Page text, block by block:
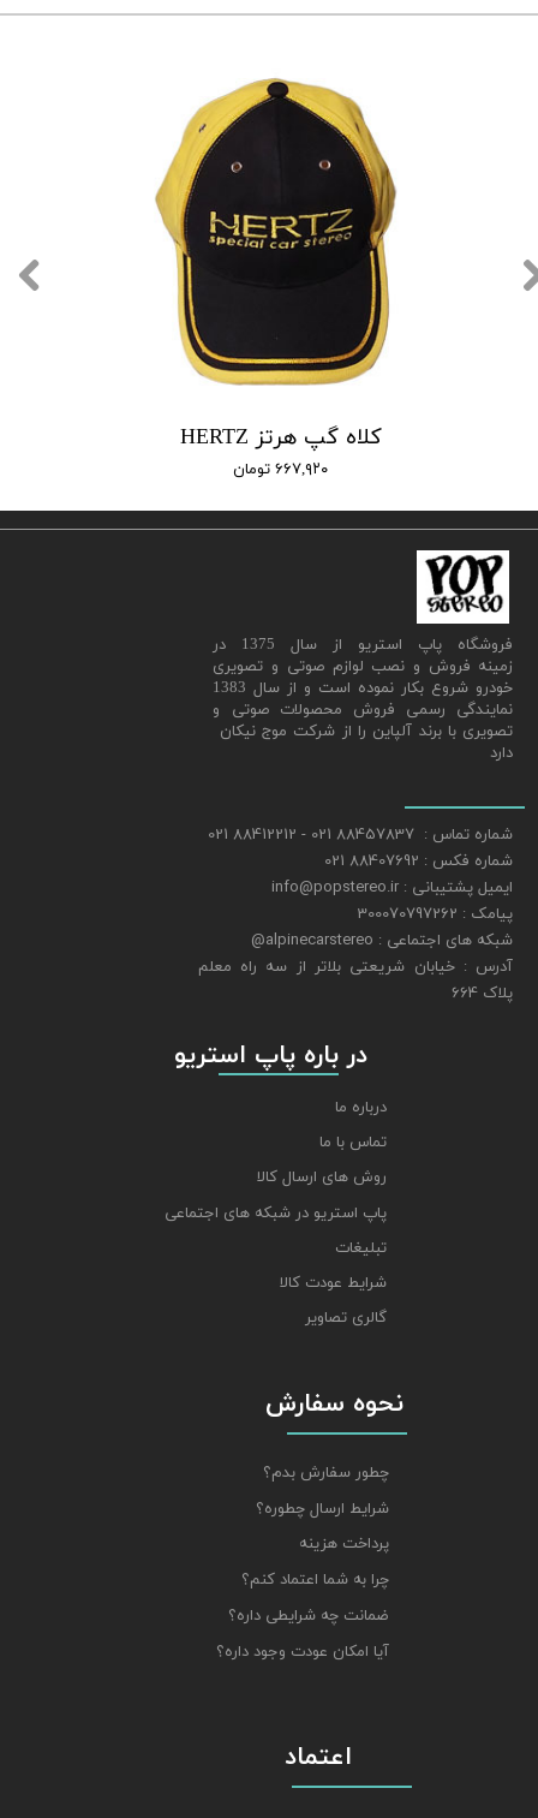
کلاه گپ هرتز HERTZ
۶۶۷,۹۲۰ تومان
​فروشگاه پاپ استریو از سال 1375 در
زمینه فروش و نصب لوازم صوتی و تصویری
خودرو شروع بکار نموده است و از سال 1383
نمایندگی رسمی فروش محصولات صوتی و
تصویری با برند آلپاین را از شرکت موج نیکان
دارد
شماره تماس : 88457837 021 - 88412212 021
شماره فکس : 88407692 021
ایمیل پشتیبانی : info@popstereo.ir
پیامک : 300070797262
شبکه های اجتماعی : alpinecarstereo@
​​​​​​​آدرس : خیابان شریعتی بلاتر از سه راه معلم
پلاک 664
نحوه سفارش
چطور سفارش بدم؟
شرایط ارسال چطوره؟
پرداخت هزینه
چرا به شما اعتماد کنم؟
ضمانت چه شرایطی داره؟
آیا امکان عودت وجود داره؟
اعتماد
​​​​​​​ در باره پاپ استریو
درباره ما
تماس با ما
روش های ارسال کالا
پاپ استریو در شبکه های اجتماعی
تبلیغات
شرایط عودت کالا
گالری تصاویر